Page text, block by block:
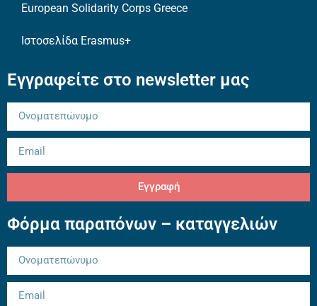
European Solidarity Corps Greece
Ιστοσελίδα Erasmus+
Εγγραφείτε στο newsletter μας
Εγγραφή
Φόρμα παραπόνων – καταγγελιών